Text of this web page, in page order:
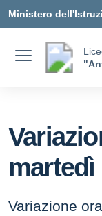
Ministero
martedì
Variazione